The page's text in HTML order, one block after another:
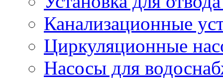
Канализационные
Циркуляционные
Насосы для